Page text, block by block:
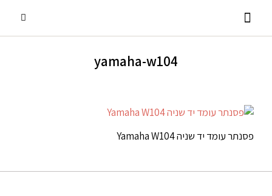
yamaha-w104
פסנתר עומד יד שניה Yamaha W104